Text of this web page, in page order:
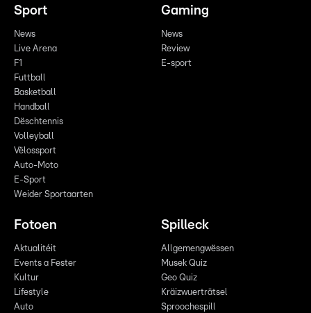
Sport
News
Live Arena
F1
Futtball
Basketball
Handball
Dëschtennis
Volleyball
Vëlossport
Auto-Moto
E-Sport
Weider Sportaarten
Gaming
News
Review
E-sport
Fotoen
Aktualitéit
Events a Fester
Kultur
Lifestyle
Auto
Spilleck
Allgemengwëssen
Musek Quiz
Geo Quiz
Kräizwuerträtsel
Sproochespill